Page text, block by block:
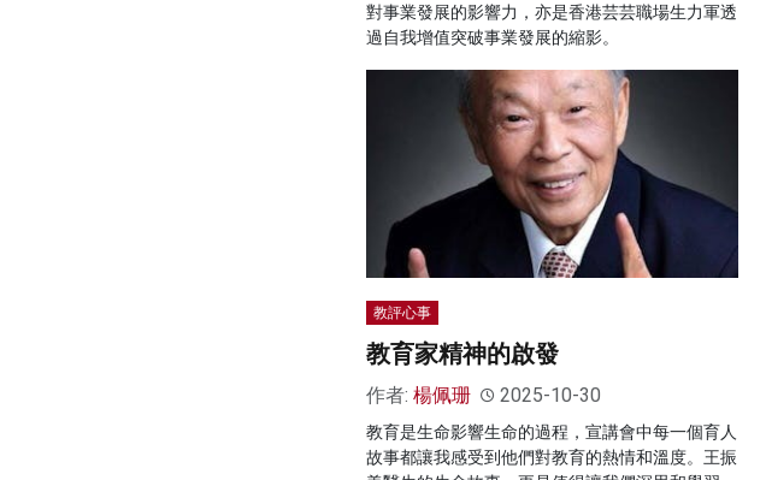
對事業發展的影響力，亦是香港芸芸職場生力軍透
過自我增值突破事業發展的縮影。
教評心事
教育家精神的啟發
作者: 楊佩珊 2025-10-30
教育是生命影響生命的過程，宣講會中每一個育人
故事都讓我感受到他們對教育的熱情和溫度。王振